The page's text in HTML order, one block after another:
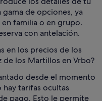
de opciones, ya
en familia o en grupo.
con antelación.
en los precios de los
de los Martillos en Vrbo?
desde el momento
hay tarifas ocultas
pago. Esto le permite